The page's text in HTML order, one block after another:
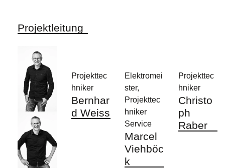
Projektleitung
Projekttec
hniker
Bernhar
d Weiss
Elektromei
ster,
Projekttec
hniker
Service
Marcel
Viehböc
k
Projekttec
hniker
Christo
ph
Raber